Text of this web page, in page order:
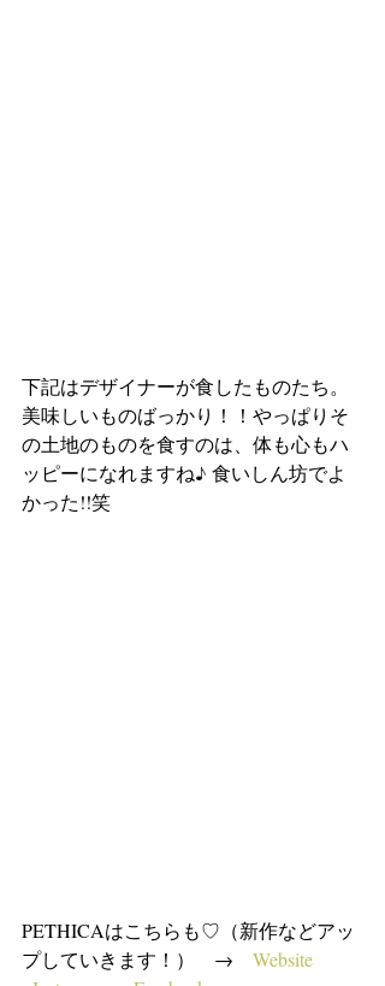
下記はデザイナーが食したものたち。
美味しいものばっかり！！やっぱりそ
の土地のものを食すのは、体も心もハ
ッピーになれますね♪ 食いしん坊でよ
かった!!笑
PETHICAはこちらも♡（新作などアッ
プしていきます！）　→ Website